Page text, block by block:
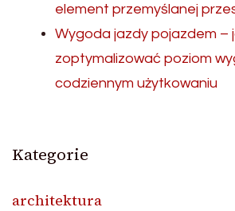
element przemyślanej
Wygoda jazdy pojazdem –
zoptymalizować poziom
codziennym użytkowaniu
Kategorie
architektura